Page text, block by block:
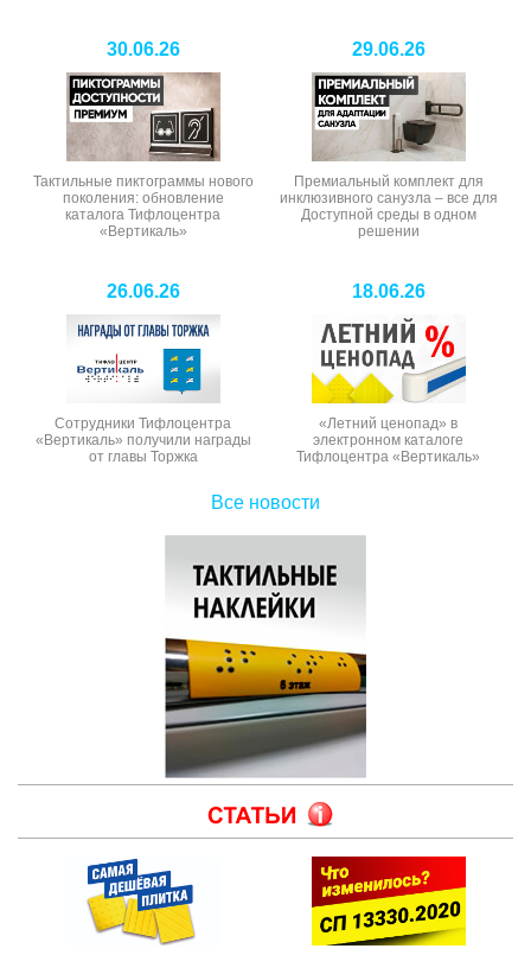
30.06.26
Тактильные пиктограммы нового
поколения: обновление
каталога Тифлоцентра
«Вертикаль»
29.06.26
Премиальный комплект для
инклюзивного санузла – все для
Доступной среды в одном
решении
26.06.26
Сотрудники Тифлоцентра
«Вертикаль» получили награды
от главы Торжка
18.06.26
«Летний ценопад» в
электронном каталоге
Тифлоцентра «Вертикаль»
Все новости